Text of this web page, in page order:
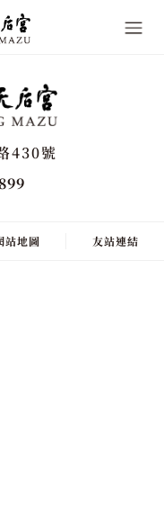
430號
站地圖 友站連結